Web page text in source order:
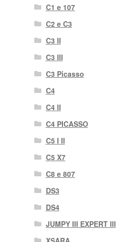
C1 e 107
C2 e C3
C3 II
C3 III
C3 Picasso
C4
C4 II
C4 PICASSO
C5 I II
C5 X7
C8 e 807
DS3
DS4
JUMPY III EXPERT III